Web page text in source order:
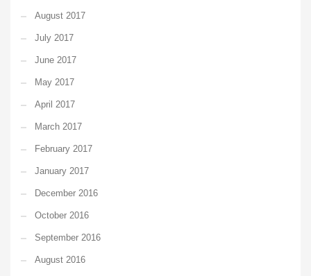
August 2017
July 2017
June 2017
May 2017
April 2017
March 2017
February 2017
January 2017
December 2016
October 2016
September 2016
August 2016